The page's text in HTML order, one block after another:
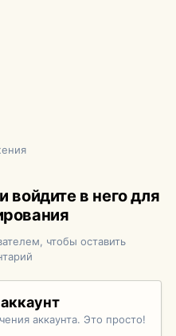
войдите в него для
чтобы оставить
аккаунта. Это просто!